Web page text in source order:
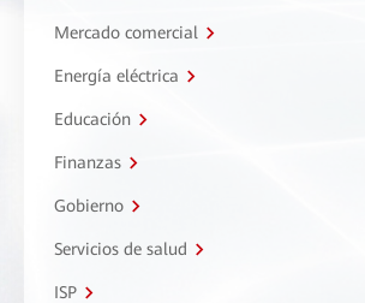
Mercado comercial
Energía eléctrica
Educación
Finanzas
Gobierno
Servicios de salud
ISP